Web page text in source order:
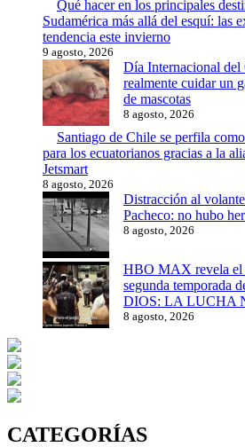
Qué hacer en los principales
Sudamérica más allá del esquí: las
tendencia este invierno
9 agosto, 2026
Día Internacional del
realmente cuidar un
de mascotas
8 agosto, 2026
Santiago de Chile se perfila
para los ecuatorianos gracias a la
Jetsmart
8 agosto, 2026
Distracción al
Pacheco: no hubo
8 agosto, 2026
HBO MAX revela el
segunda temporada
DIOS: LA LUCHA
8 agosto, 2026
CATEGORÍAS